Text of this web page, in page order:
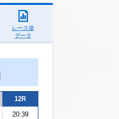
レース場
データ
12R
20:39